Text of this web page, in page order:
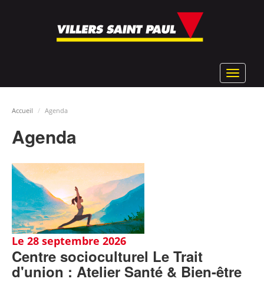
Toggle
Accueil Agenda
Agenda
Le 28 septembre 2026
Centre socioculturel Le Trait
d'union : Atelier Santé & Bien-être